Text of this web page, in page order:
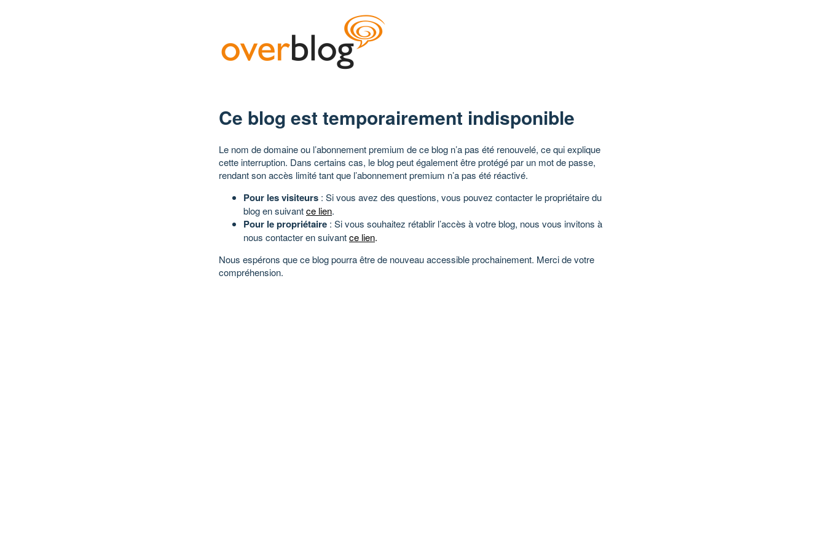
Ce blog est temporairement indisponible
Le nom de domaine ou l’abonnement premium de ce blog n’a pas été renouvelé, ce qui explique
cette interruption. Dans certains cas, le blog peut également être protégé par un mot de passe,
rendant son accès limité tant que l’abonnement premium n’a pas été réactivé.
Pour les visiteurs : Si vous avez des questions, vous pouvez contacter le propriétaire du
blog en suivantce lien.
Pour le propriétaire : Si vous souhaitez rétablir l’accès à votre blog, nous vous invitons à
nous contacter en suivantce lien.
Nous espérons que ce blog pourra être de nouveau accessible prochainement. Merci de votre
compréhension.